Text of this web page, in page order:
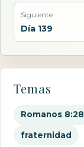
Siguiente
Día 139
Temas
Romanos 8:28
fraternidad